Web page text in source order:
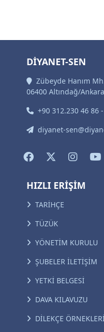
DİYANET-SEN
Zübeyde Hanım
06400 Altındağ/Ankara
+90 312.230 46 86
diyanet-
HIZLI ERİŞİM
TARİHÇE
TÜZÜK
YÖNETİM KURULU
ŞUBELER İLETİŞİM
YETKİ BELGESİ
DAVA KILAVUZU
DİLEKÇE ÖRNEKLERİ